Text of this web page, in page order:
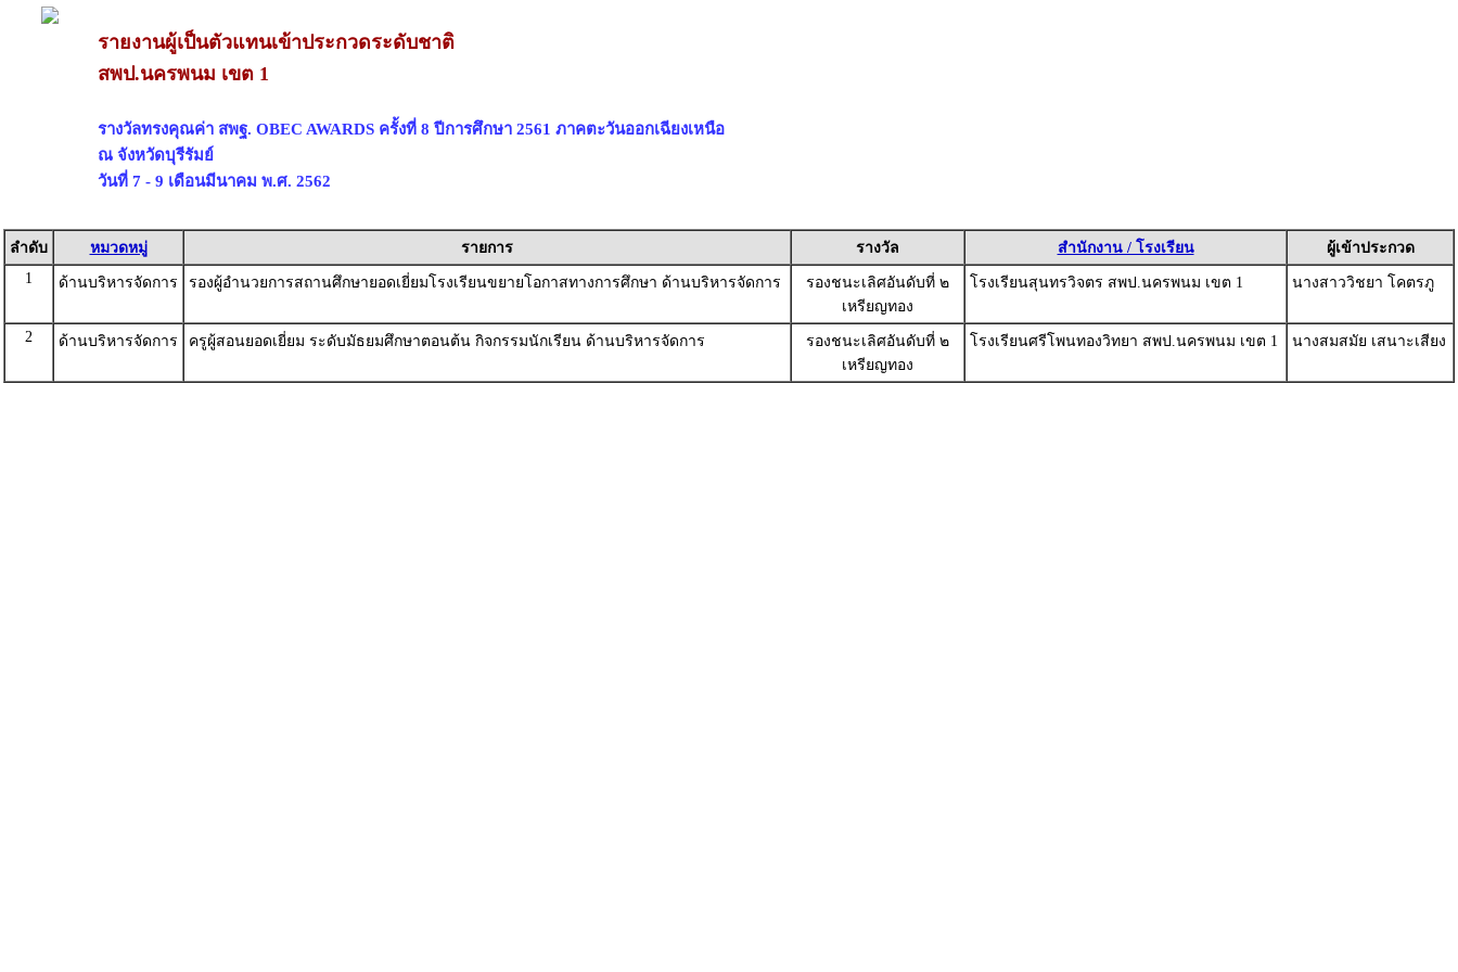
รายงานผู้เป็นตัวแทนเข้าประกวดระดับชาติ
สพป.นครพนม เขต 1
รางวัลทรงคุณค่า สพฐ. OBEC AWARDS ครั้งที่ 8 ปีการศึกษา 2561 ภาคตะวันออกเฉียงเหนือ
ณ จังหวัดบุรีรัมย์
วันที่ 7 - 9 เดือนมีนาคม พ.ศ. 2562
ลำดับ หมวดหมู่ รายการ รางวัล สำนักงาน / โรงเรียน
ผู้เข้าประกวด
1
ด้านบริหารจัดการ รองผู้อำนวยการสถานศึกษายอดเยี่ยมโรงเรียนขยายโอกาสทางการศึกษา ด้านบริหารจัดการ
รองชนะเลิศอันดับที่ ๒
เหรียญทอง
โรงเรียนสุนทรวิจตร สพป.นครพนม เขต 1 นางสาววิชยา โคตรภู
2 ด้านบริหารจัดการ ครูผู้สอนยอดเยี่ยม ระดับมัธยมศึกษาตอนต้น กิจกรรมนักเรียน ด้านบริหารจัดการ
รองชนะเลิศอันดับที่ ๒
เหรียญทอง
โรงเรียนศรีโพนทองวิทยา สพป.นครพนม เขต 1 นางสมสมัย เสนาะเสียง